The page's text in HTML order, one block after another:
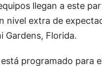
llegan a este
nivel extra de
Gardens, Florida.
está programado para